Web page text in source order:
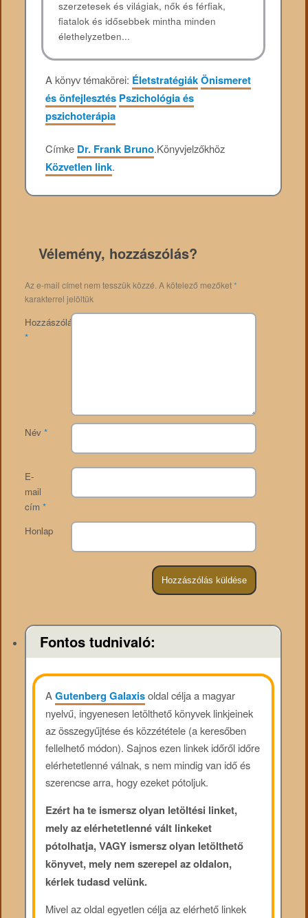
szerzetesek és világiak, nők és férfiak,
fiatalok és idősebbek mintha minden
élethelyzetben...
A könyv témakörei: ÉletstratégiákÖnismeret
és önfejlesztés Pszichológia és
pszichoterápia
Címke Dr. Frank Bruno.Könyvjelzőkhöz
Közvetlen link.
Vélemény, hozzászólás?
Az e-mail címet nem tesszük közzé. A kötelező mezőket*
karakterrel jelöltük
Hozzászólás
*
Név *
E-
mail
cím *
Honlap
Fontos tudnivaló:
AGutenberg Galaxisoldal célja a magyar
nyelvű, ingyenesen letölthető könyvek linkjeinek
az összegyűjtése és közzététele (a keresőben
fellelhető módon). Sajnos ezen linkek időről időre
elérhetetlenné válnak, s nem mindig van idő és
szerencse arra, hogy ezeket pótoljuk.
Ezért ha te ismersz olyan letöltési linket,
mely az elérhetetlenné vált linkeket
pótolhatja, VAGY ismersz olyan letölthető
könyvet, mely nem szerepel az oldalon,
kérlek tudasd velünk.
Mivel az oldal egyetlen célja az elérhető linkek